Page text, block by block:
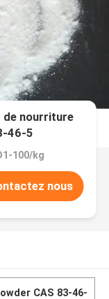
de nourriture
46-5
100/kg
nous
CAS 83-46-